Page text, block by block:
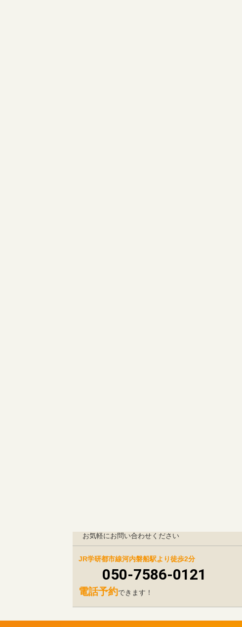
お気軽にお問い合わせください
JR学研都市線河内磐船駅より徒歩2分
050-7586-0121
電話予約できます！